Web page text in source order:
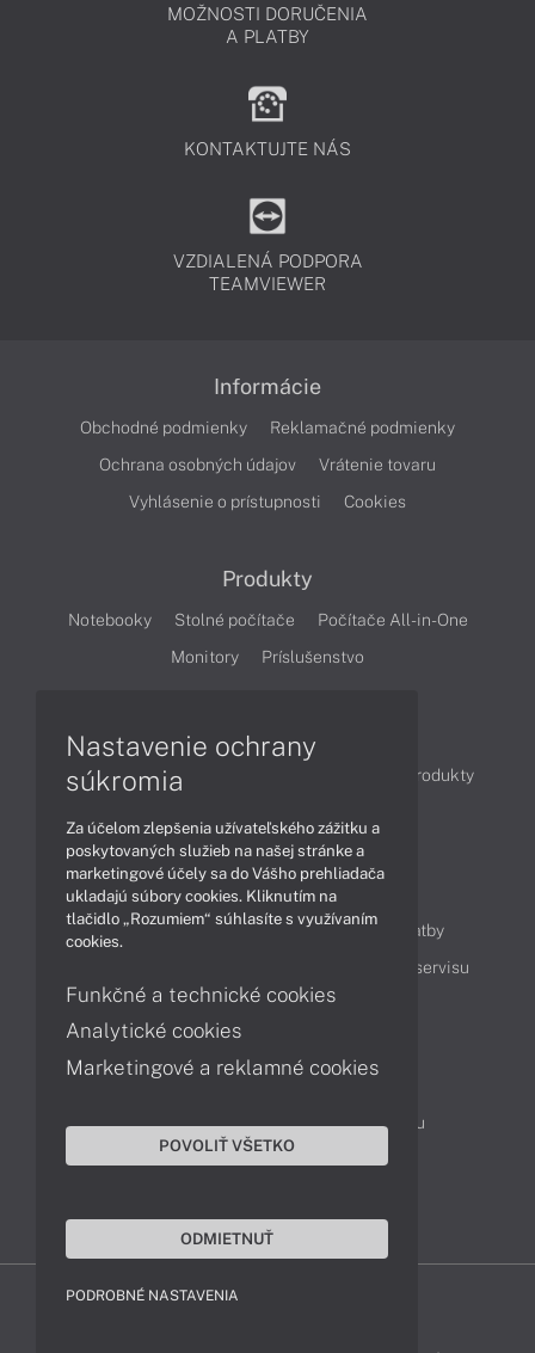
MOŽNOSTI DORUČENIA
A PLATBY
KONTAKTUJTE NÁS
VZDIALENÁ PODPORA
TEAMVIEWER
Informácie
Obchodné podmienky
Reklamačné podmienky
Ochrana osobných údajov
Vrátenie tovaru
Vyhlásenie o prístupnosti
Cookies
Produkty
Notebooky Stolné počítače
Počítače All-in-One
Monitory
Príslušenstvo
Články
Obchodné informácie
Produkty
Obsah
Ako nakupovať
Možnosti doručenia a platby
Cenník servisu
Kontakty
Servisné oddelenie
Reklamácia tovaru
Nastavenie ochrany
súkromia
Za účelom zlepšenia užívateľského zážitku a
poskytovaných služieb na našej stránke a
marketingové účely sa do Vášho prehliadača
ukladajú súbory cookies. Kliknutím na
tlačidlo „Rozumiem“ súhlasíte s využívaním
cookies.
Funkčné a technické cookies
Analytické cookies
Marketingové a reklamné cookies
POVOLIŤ VŠETKO
ODMIETNUŤ
PODROBNÉ NASTAVENIA